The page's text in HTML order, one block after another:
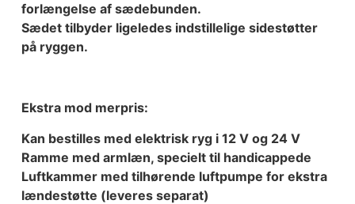
forlængelse af sædebunden.
Sædet tilbyder ligeledes indstillelige sidestøtter
på ryggen.
Ekstra mod merpris:
Kan bestilles med elektrisk ryg i 12 V og 24 V
Ramme med armlæn, specielt til handicappede
Luftkammer med tilhørende luftpumpe for ekstra
lændestøtte (leveres separat)